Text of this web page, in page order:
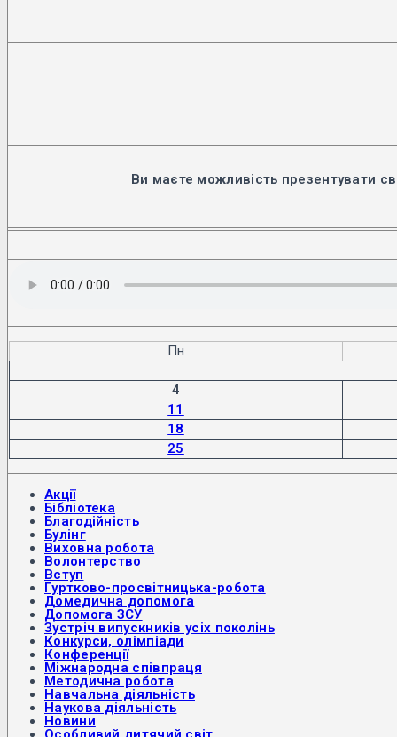
Ви маєте можливість презентувати
Пн
4
11
18
25
Акції
Бібліотека
Благодійність
Булінг
Виховна робота
Волонтерство
Вступ
Гуртково-просвітницька-робота
Домедична допомога
Допомога ЗСУ
Зустріч випускників усіх поколінь
Конкурси, олімпіади
Конференції
Міжнародна співпраця
Методична робота
Навчальна діяльність
Наукова діяльність
Новини